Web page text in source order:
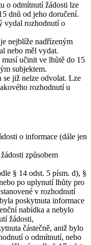
o odmítnutí žádosti lze
dnů od jeho doručení.
vydal rozhodnutí o
nejblíže nadřízeným
nebo měl vydat.
učinit ve lhůtě do 15
subjektem.
již nelze odvolat. Lze
rozhodnutí u
o informace (dále jen
způsobem
§ 14 odst. 5 písm. d), §
po uplynutí lhůty pro
v rozhodnutí
poskytnuta informace
nabídka a nebylo
žádosti,
částečně, aniž bylo
o odmítnutí, nebo